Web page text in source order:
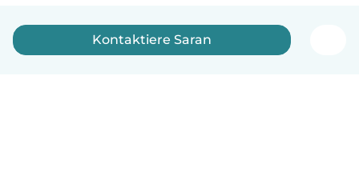
Kontaktiere Saran